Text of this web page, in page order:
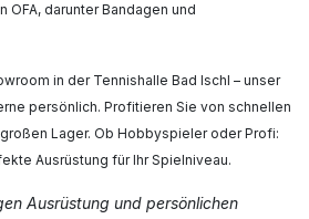
darunter Bandagen und
in der Tennishalle Bad Ischl – unser
persönlich. Profitieren Sie von schnellen
Lager. Ob Hobbyspieler oder Profi:
Ausrüstung für Ihr Spielniveau.
Ausrüstung und persönlichen